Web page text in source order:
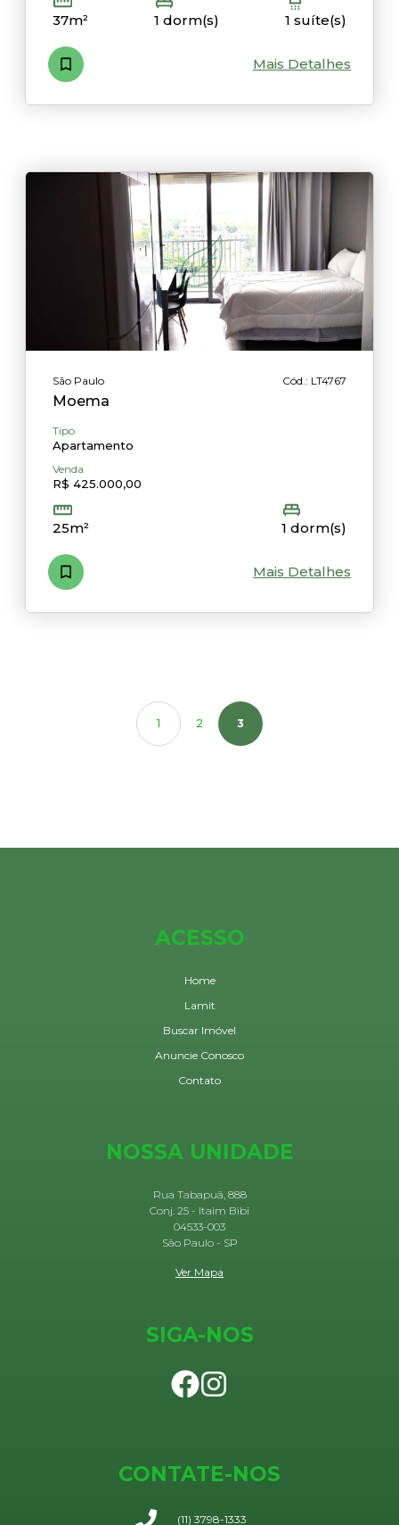
37m² 1 dorm(s) 1 suíte(s)
Mais Detalhes
São Paulo Cód.: LT4767
Moema
Tipo
Apartamento
Venda
R$ 425.000,00
25m² 1 dorm(s)
Mais Detalhes
1 2 3
ACESSO
Home
Lamit
Buscar Imóvel
Anuncie Conosco
Contato
NOSSA UNIDADE
Rua Tabapuã, 888
Conj. 25 - Itaim Bibi
04533-003
São Paulo - SP
Ver Mapa
SIGA-NOS
CONTATE-NOS
(11) 3798-1333